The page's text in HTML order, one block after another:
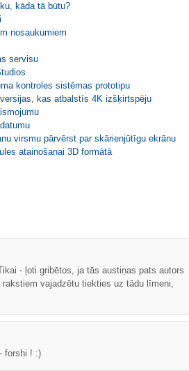
kāda tā būtu?
nosaukumiem
servisu
kontroles sistēmas prototipu
kas atbalstīs 4K izšķirtspēju
virsmu pārvērst par skārienjūtīgu ekrānu
atainošanai 3D formātā
- ļoti gribētos, ja tās austiņas pats autors
vajadzētu tiekties uz tādu līmeni,
forshi ! :)